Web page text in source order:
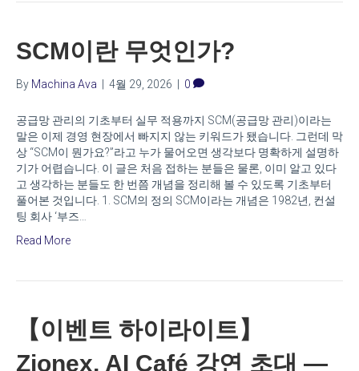
SCM이란 무엇인가?
By Machina Ava 4월 29, 2026 0
공급망 관리의 기초부터 실무 적용까지 SCM(공급망 관리)이라는
말은 이제 경영 현장에서 빠지지 않는 키워드가 됐습니다. 그런데 막
상 “SCM이 뭔가요?”라고 누가 물어오면 생각보다 명확하게 설명하
기가 어렵습니다. 이 글은 처음 접하는 분들은 물론, 이미 알고 있다
고 생각하는 분들도 한 번쯤 개념을 정리해 볼 수 있도록 기초부터
풀어본 것입니다. 1. SCM의 정의 SCM이라는 개념은 1982년, 컨설
팅 회사 ‘부즈…
Read More
【이벤트 하이라이트】
Zionex, AI Café 강연 초대 —